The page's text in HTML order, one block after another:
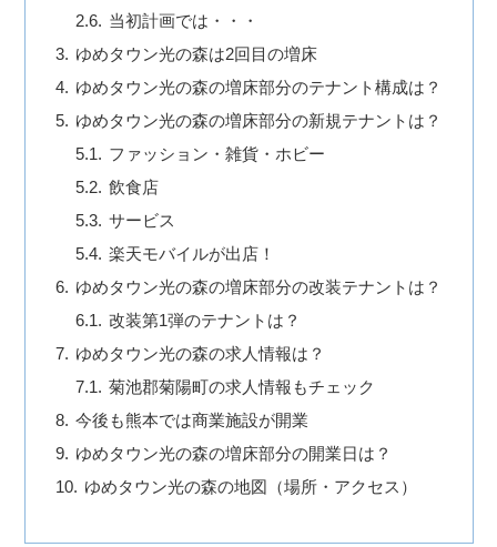
当初計画では・・・
ゆめタウン光の森は2回目の増床
ゆめタウン光の森の増床部分のテナント構成は？
ゆめタウン光の森の増床部分の新規テナントは？
ファッション・雑貨・ホビー
飲食店
サービス
楽天モバイルが出店！
ゆめタウン光の森の増床部分の改装テナントは？
改装第1弾のテナントは？
ゆめタウン光の森の求人情報は？
菊池郡菊陽町の求人情報もチェック
今後も熊本では商業施設が開業
ゆめタウン光の森の増床部分の開業日は？
ゆめタウン光の森の地図（場所・アクセス）